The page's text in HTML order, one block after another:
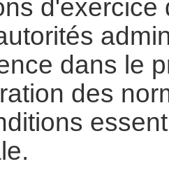
d'exercice
dans le
des